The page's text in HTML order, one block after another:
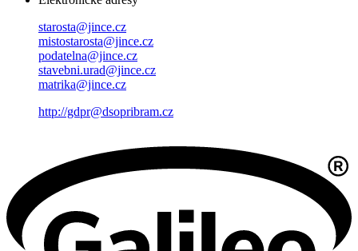
starosta@jince.cz
mistostarosta@jince.cz
podatelna@jince.cz
stavebni.urad@jince.cz
matrika@jince.cz
http://gdpr@dsopribram.cz